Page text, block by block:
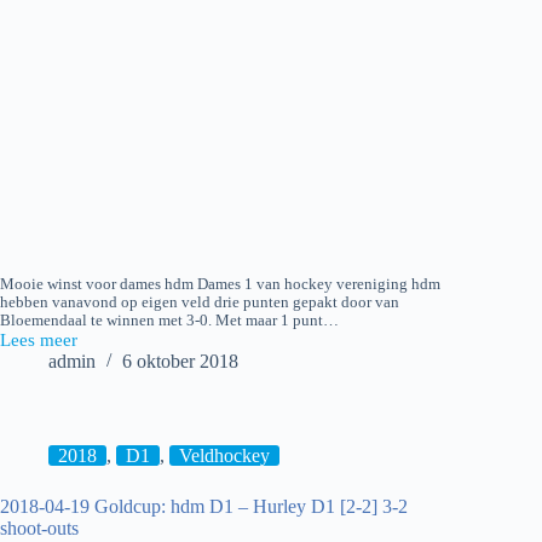
Mooie winst voor dames hdm Dames 1 van hockey vereniging hdm
hebben vanavond op eigen veld drie punten gepakt door van
Bloemendaal te winnen met 3-0. Met maar 1 punt…
Lees meer
2018-
D1
[3-
admin 6 oktober 2018
2018 , D1 , Veldhockey
2018-04-19 Goldcup: hdm D1 – Hurley D1 [2-2] 3-2
shoot-outs